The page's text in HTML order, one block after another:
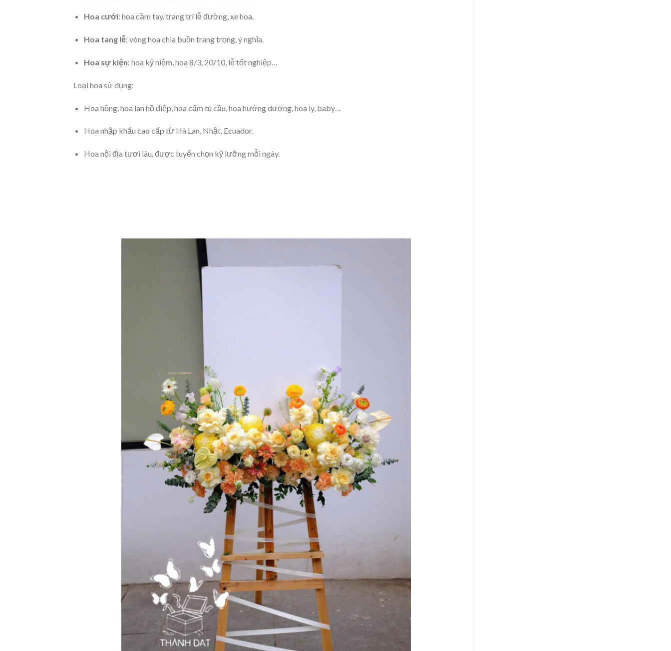
Hoa cưới: hoa cầm tay, trang trí lễ đường, xe hoa.
Hoa tang lễ: vòng hoa chia buồn trang trọng, ý nghĩa.
Hoa sự kiện: hoa kỷ niệm, hoa 8/3, 20/10, lễ tốt nghiệp…
Loại hoa sử dụng:
Hoa hồng, hoa lan hồ điệp, hoa cẩm tú cầu, hoa hướng dương, hoa ly, baby…
Hoa nhập khẩu cao cấp từ Hà Lan, Nhật, Ecuador.
Hoa nội địa tươi lâu, được tuyển chọn kỹ lưỡng mỗi ngày.